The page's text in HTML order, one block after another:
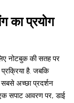
का प्रयोग
नोटबुक की सतह पर
है. जबकि
सबसे अच्छा प्रदर्शन
सपाट आवरण पर, डाई